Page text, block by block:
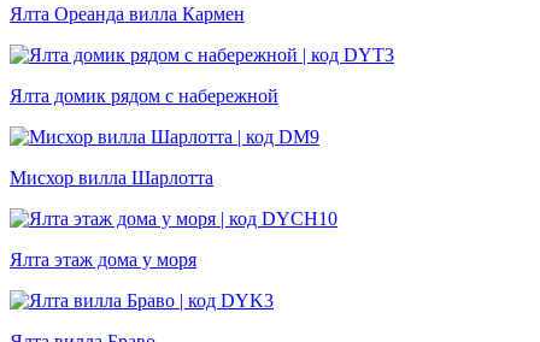
Ялта Ореанда вилла Кармен
Ялта домик рядом с набережной
Мисхор вилла Шарлотта
Ялта этаж дома у моря